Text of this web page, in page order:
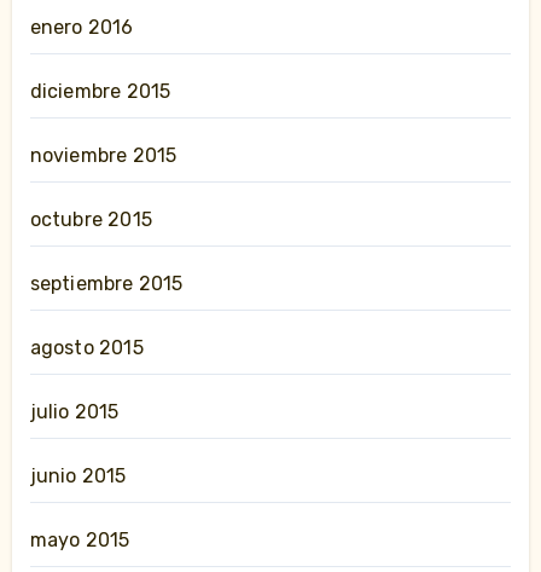
enero 2016
diciembre 2015
noviembre 2015
octubre 2015
septiembre 2015
agosto 2015
julio 2015
junio 2015
mayo 2015